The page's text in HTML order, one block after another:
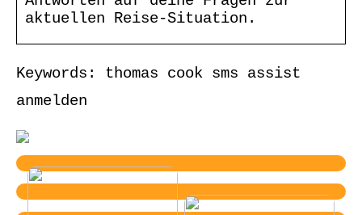
aktuellen Reise-Situation.
Keywords: thomas cook sms assist
anmelden